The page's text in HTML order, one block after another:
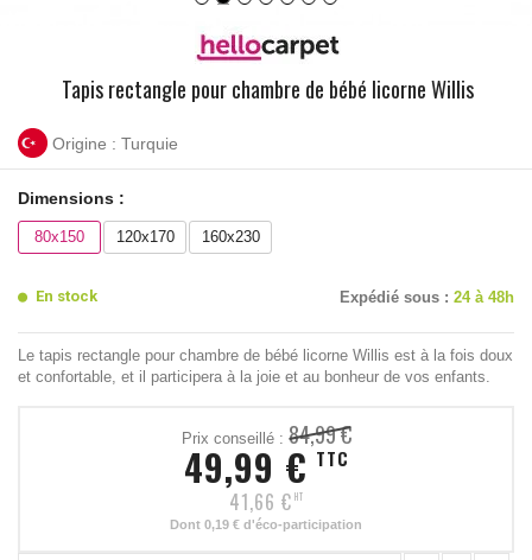
Tapis rectangle pour chambre de bébé licorne Willis
Origine : Turquie
Dimensions :
80x150 120x170 160x230
En stock Expédié sous : 24 à 48h
Le tapis rectangle pour chambre de bébé licorne Willis est à la fois doux
et confortable, et il participera à la joie et au bonheur de vos enfants.
Prix conseillé : 84,99 €
49,99 € TTC
41,66 € HT
Dont 0,19 € d'éco-participation